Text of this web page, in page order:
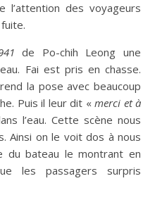
des voyageurs
de Po-chih Leong une
Fai est pris en chasse.
la pose avec beaucoup
Puis il leur dit « merci et à
l’eau. Cette scène nous
Ainsi on le voit dos à nous
du bateau le montrant en
les passagers surpris